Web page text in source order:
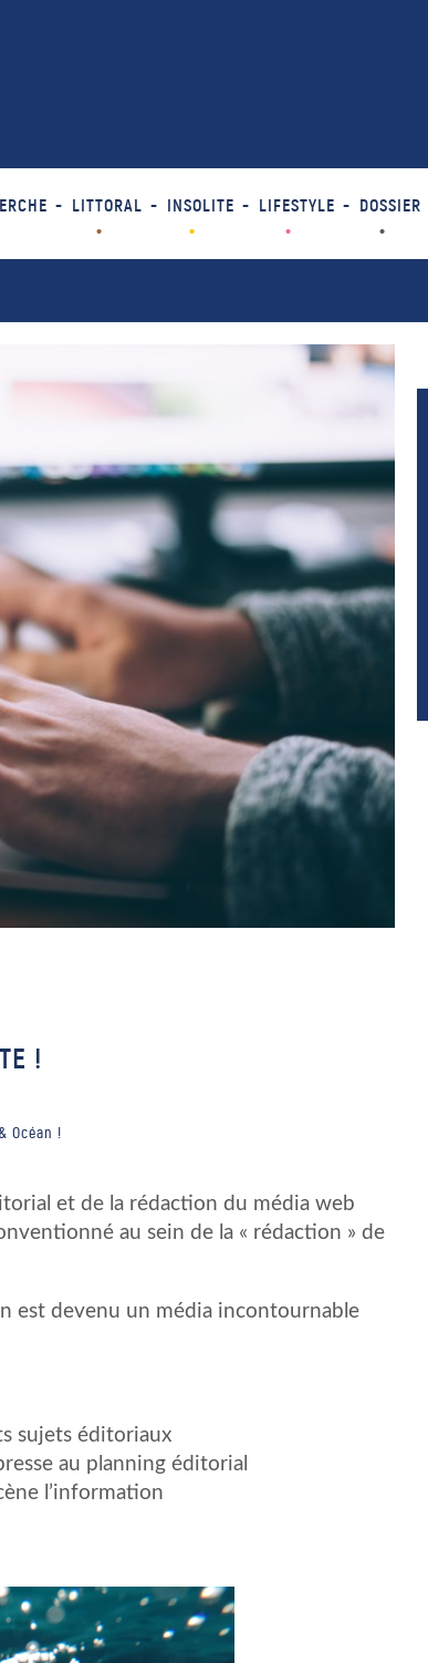
LITTORAL INSOLITE LIFESTYLE DOSSIER
!
Océan !
et de la rédaction du média web
au sein de la « rédaction » de
est devenu un média incontournable
sujets éditoriaux
au planning éditorial
l’information